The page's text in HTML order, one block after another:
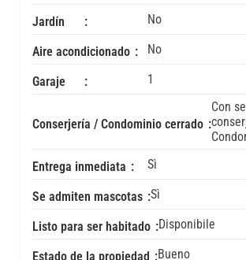
Jardín
No
Aire acondicionado No
Garaje 1
Conserjería / Condominio cerrado
Con
Entrega inmediata
Sì
Se admiten mascotas Sì
Listo para ser habitado Disponibile
Estado de la propiedad Bueno